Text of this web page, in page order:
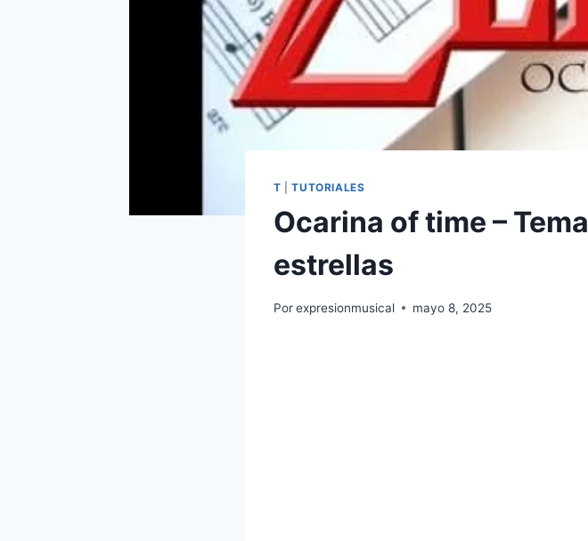
T |TUTORIALES
Ocarina of time –
estrellas
Porexpresionmusical mayo 8, 2025